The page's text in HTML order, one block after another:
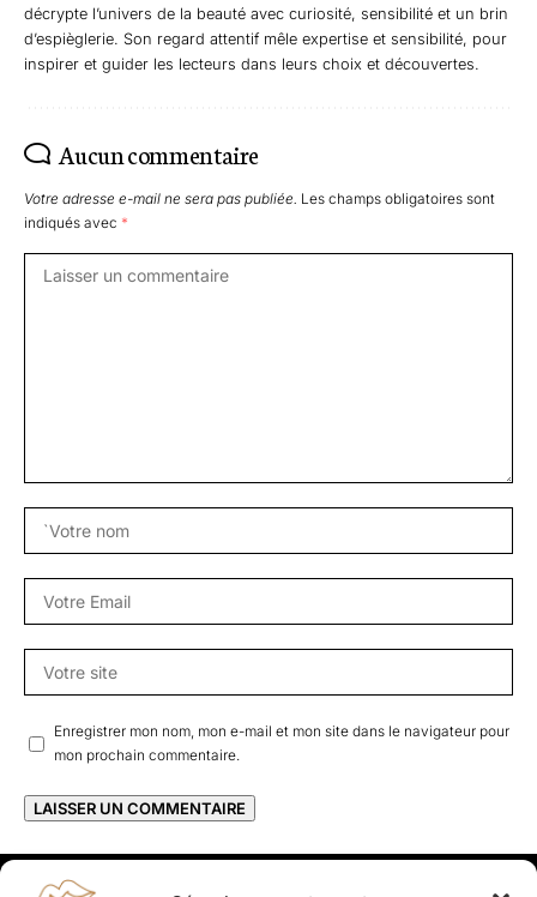
décrypte l’univers de la beauté avec curiosité, sensibilité et un brin
d’espièglerie. Son regard attentif mêle expertise et sensibilité, pour
inspirer et guider les lecteurs dans leurs choix et découvertes.
Aucun commentaire
Votre adresse e-mail ne sera pas publiée. Les champs obligatoires sont
indiqués avec *
Enregistrer mon nom, mon e-mail et mon site dans le navigateur pour
mon prochain commentaire.